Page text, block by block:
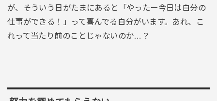
が、そういう日がたまにあると「やったー今日は自分の
仕事ができる！」って喜んでる自分がいます。あれ、こ
れって当たり前のことじゃないのか…？